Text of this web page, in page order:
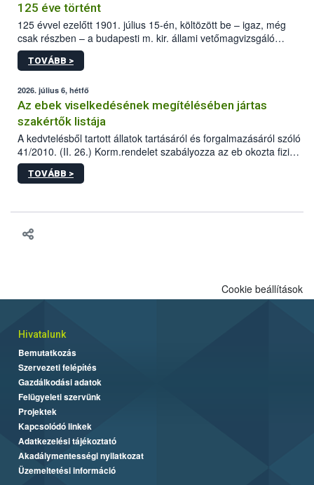
125 éve történt
125 évvel ezelőtt 1901. július 15-én, költözött be – igaz, még
csak részben – a budapesti m. kir. állami vetőmagvizsgáló
állomás a Kis Rókus utca 15. szám alatti, Czigler Győző által
tervezett új épületébe.
TOVÁBB >
2026. július 6, hétfő
Az ebek viselkedésének megítélésében jártas
szakértők listája
A kedvtelésből tartott állatok tartásáról és forgalmazásáról szóló
41/2010. (II. 26.) Korm.rendelet szabályozza az eb okozta fizikai
sérülés, illetve ennek veszélye keletkezésekor felmerülő
hatósági feladatokat, valamint a veszélyes eb tartását és annak
TOVÁBB >
Cookie beállítások
Hivatalunk
Bemutatkozás
Szervezeti felépítés
Gazdálkodási adatok
Felügyeleti szervünk
Projektek
Kapcsolódó linkek
Adatkezelési tájékoztató
Akadálymentességi nyilatkozat
Üzemeltetési információ